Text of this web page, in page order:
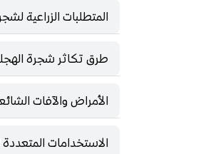
المتطلبات الزراعية
طرق تكاثر شجرة
الأمراض والآفات
الاستخدامات